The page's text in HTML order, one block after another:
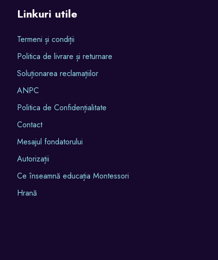
Linkuri utile
Termeni și condiții
Politica de livrare și returnare
Soluționarea reclamațiilor
ANPC
Politica de Confidențialitate
Contact
Mesajul fondatorului
Autorizații
Ce înseamnă educația Montessori
Hrană